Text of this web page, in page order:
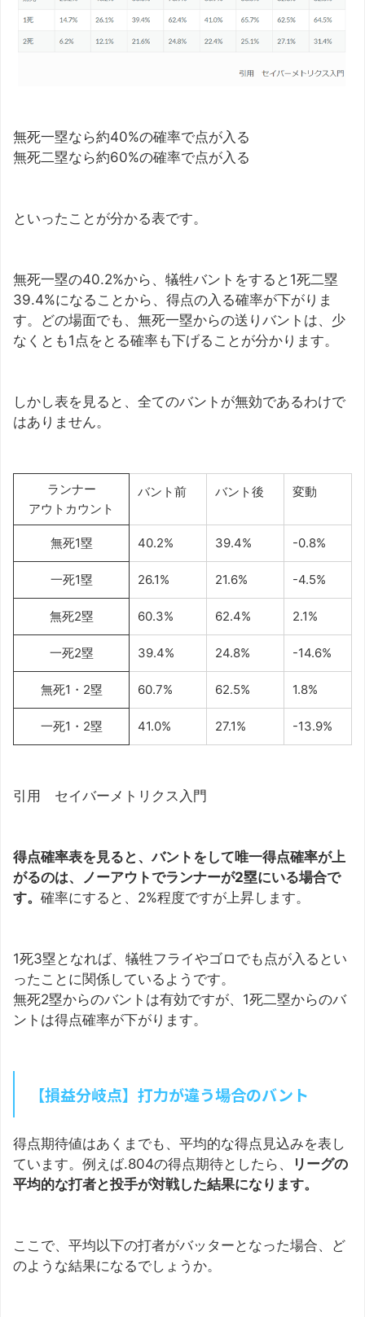
無死一塁なら約40%の確率で点が入る
無死二塁なら約60%の確率で点が入る
といったことが分かる表です。
無死一塁の40.2%から、犠牲バントをすると1死二塁
39.4%になることから、得点の入る確率が下がりま
す。どの場面でも、無死一塁からの送りバントは、少
なくとも1点をとる確率も下げることが分かります。
しかし表を見ると、全てのバントが無効であるわけで
はありません。
ランナー
アウトカウント
バント前 バント後 変動
無死1塁 40.2% 39.4% -0.8%
一死1塁 26.1% 21.6% -4.5%
無死2塁 60.3% 62.4% 2.1%
一死2塁 39.4% 24.8% -14.6%
無死1・2塁 60.7% 62.5% 1.8%
一死1・2塁 41.0% 27.1% -13.9%
引用 セイバーメトリクス入門
得点確率表を見ると、バントをして唯一得点確率が上
がるのは、ノーアウトでランナーが2塁にいる場合で
す。 確率にすると、2%程度ですが上昇します。
1死3塁となれば、犠牲フライやゴロでも点が入るとい
ったことに関係しているようです。
無死2塁からのバントは有効ですが、1死二塁からのバ
ントは得点確率が下がります。
【損益分岐点】打力が違う場合のバント
得点期待値はあくまでも、平均的な得点見込みを表し
ています。例えば.804の得点期待としたら、
リーグの
平均的な打者と投手が対戦した結果になります。
ここで、平均以下の打者がバッターとなった場合、ど
のような結果になるでしょうか。